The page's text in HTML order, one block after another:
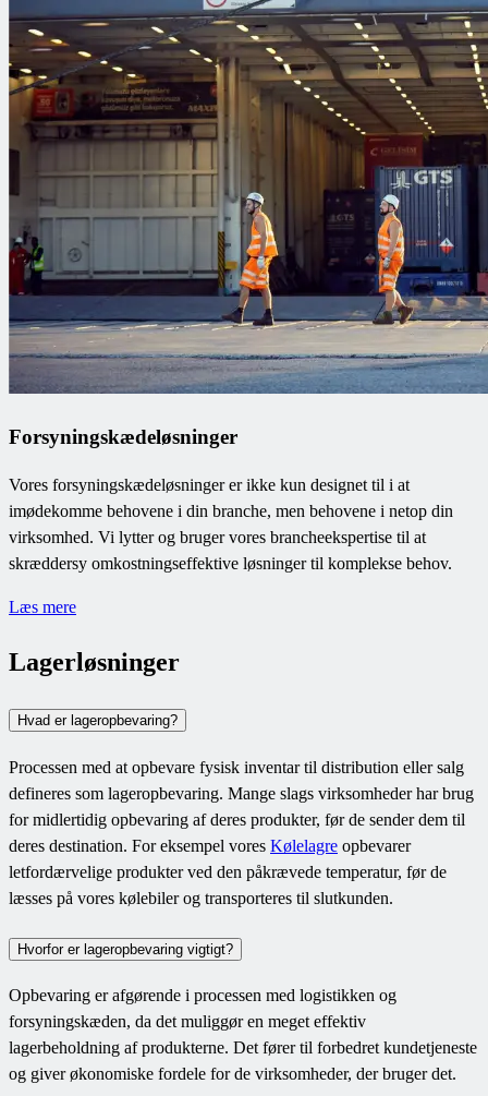
Forsyningskædeløsninger
Vores forsyningskædeløsninger er ikke kun designet til i at
imødekomme behovene i din branche, men behovene i netop din
virksomhed. Vi lytter og bruger vores brancheekspertise til at
skræddersy omkostningseffektive løsninger til komplekse behov.
Læs mere
Lagerløsninger
Hvad er lageropbevaring?
Processen med at opbevare fysisk inventar til distribution eller salg
defineres som lageropbevaring. Mange slags virksomheder har brug
for midlertidig opbevaring af deres produkter, før de sender dem til
deres destination. For eksempel vores Kølelagre opbevarer
letfordærvelige produkter ved den påkrævede temperatur, før de
læsses på vores kølebiler og transporteres til slutkunden.
Hvorfor er lageropbevaring vigtigt?
Opbevaring er afgørende i processen med logistikken og
forsyningskæden, da det muliggør en meget effektiv
lagerbeholdning af produkterne. Det fører til forbedret kundetjeneste
og giver økonomiske fordele for de virksomheder, der bruger det.